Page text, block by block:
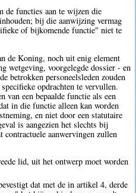
de functies aan te wijzen die
bij die aanwijzing vermag
of bijkomende functie" niet te
de Koning, noch uit enig element
wetgeving, voorgelegde dossier - en
betrokken personeelsleden zouden
opdrachten te vervullen.
van een bepaalde functie als een
in die functie alleen kan worden
en niet door een statutaire
is aangezien het slechts bij
contractuele aanwervingen zullen
lid, uit het ontwerp moet worden
dat met de in artikel 4, derde